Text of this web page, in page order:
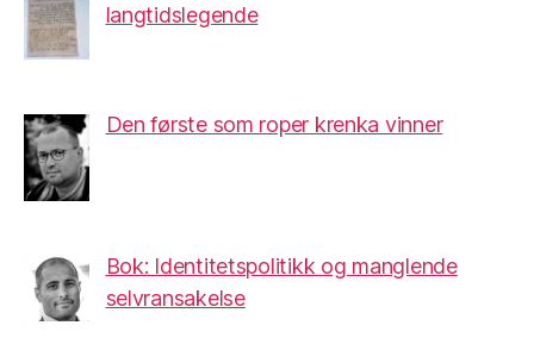
langtidslegende
Den første som roper krenka vinner
Bok: Identitetspolitikk og manglende
selvransakelse